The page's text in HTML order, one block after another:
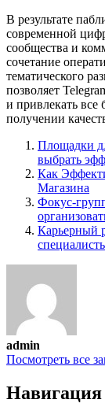
В результате
современной
сообщества и
сочетание
тематического
позволяет
и привлекать все
получении
Площадки
выбрать
Как
Магазина
Фокус-
Карьерный
admin
Посмотреть все
Навигация